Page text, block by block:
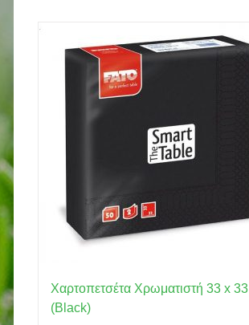
Χαρτοπετσέτα Χρωματιστή 33 x 33
(Black)